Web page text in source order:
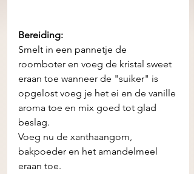
Bereiding:
Smelt in een pannetje de
roomboter en voeg de kristal sweet
eraan toe wanneer de "suiker" is
opgelost voeg je het ei en de vanille
aroma toe en mix goed tot glad
beslag.
Voeg nu de xanthaangom,
bakpoeder en het amandelmeel
eraan toe.